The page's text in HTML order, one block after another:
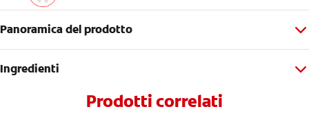
Panoramica del prodotto
Ingredienti
Prodotti correlati